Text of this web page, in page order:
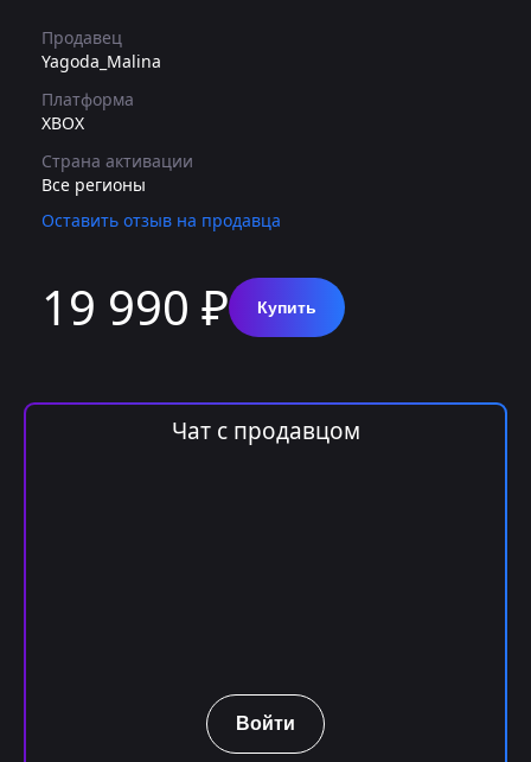
Продавец
Yagoda_Malina
Платформа
XBOX
Страна активации
Все регионы
Оставить отзыв на продавца
19 990 ₽ Купить
Чат с продавцом
Войти